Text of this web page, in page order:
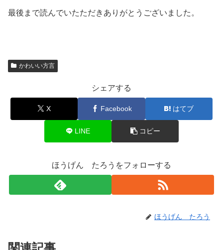
最後まで読んでいたただきありがとうございました。
かわいい方言
シェアする
X Facebook はてブ
LINE コピー
ほうげん たろうをフォローする
ほうげん たろう